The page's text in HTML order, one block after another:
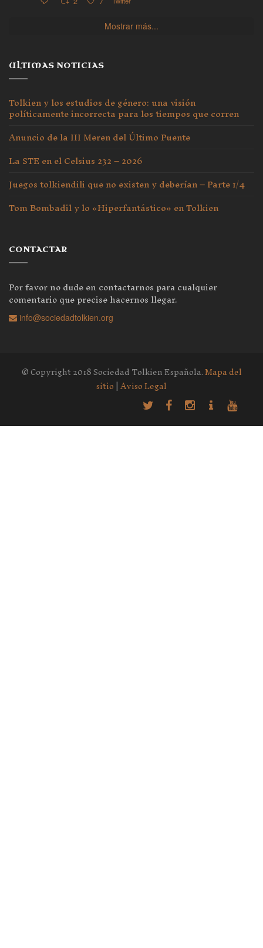
Mostrar más...
ULTIMAS NOTICIAS
Tolkien y los estudios de género: una visión
políticamente incorrecta para los tiempos que corren
Anuncio de la III Meren del Último Puente
La STE en el Celsius 232 – 2026
Juegos tolkiendili que no existen y deberían – Parte 1/4
Tom Bombadil y lo «Hiperfantástico» en Tolkien
CONTACTAR
Por favor no dude en contactarnos para cualquier
comentario que precise hacernos llegar.
info@sociedadtolkien.org
© Copyright 2018 Sociedad Tolkien Española.Mapa del
sitio|Aviso Legal